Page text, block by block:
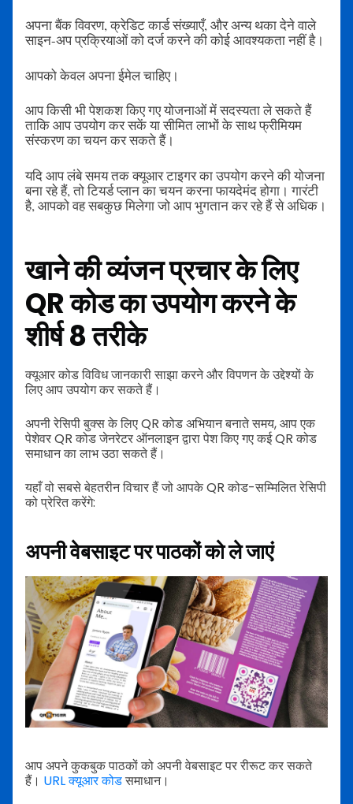
अपना बैंक विवरण, क्रेडिट कार्ड संख्याएँ, और अन्य थका देने वाले
साइन-अप प्रक्रियाओं को दर्ज करने की कोई आवश्यकता नहीं है।
आपको केवल अपना ईमेल चाहिए।
आप किसी भी पेशकश किए गए योजनाओं में सदस्यता ले सकते हैं
ताकि आप उपयोग कर सकें या सीमित लाभों के साथ फ्रीमियम
संस्करण का चयन कर सकते हैं।
यदि आप लंबे समय तक क्यूआर टाइगर का उपयोग करने की योजना
बना रहे हैं, तो टियर्ड प्लान का चयन करना फायदेमंद होगा। गारंटी
है, आपको वह सबकुछ मिलेगा जो आप भुगतान कर रहे हैं से अधिक।
खाने की व्यंजन प्रचार के लिए
QR कोड का उपयोग करने के
शीर्ष 8 तरीके
क्यूआर कोड विविध जानकारी साझा करने और विपणन के उद्देश्यों के
लिए आप उपयोग कर सकते हैं।
अपनी रेसिपी बुक्स के लिए QR कोड अभियान बनाते समय, आप एक
पेशेवर QR कोड जेनरेटर ऑनलाइन द्वारा पेश किए गए कई QR कोड
समाधान का लाभ उठा सकते हैं।
यहाँ वो सबसे बेहतरीन विचार हैं जो आपके QR कोड-सम्मिलित रेसिपी
को प्रेरित करेंगे:
अपनी वेबसाइट पर पाठकों को ले जाएं
आप अपने कुकबुक पाठकों को अपनी वेबसाइट पर रीरूट कर सकते
हैं। URL क्यूआर कोडसमाधान।